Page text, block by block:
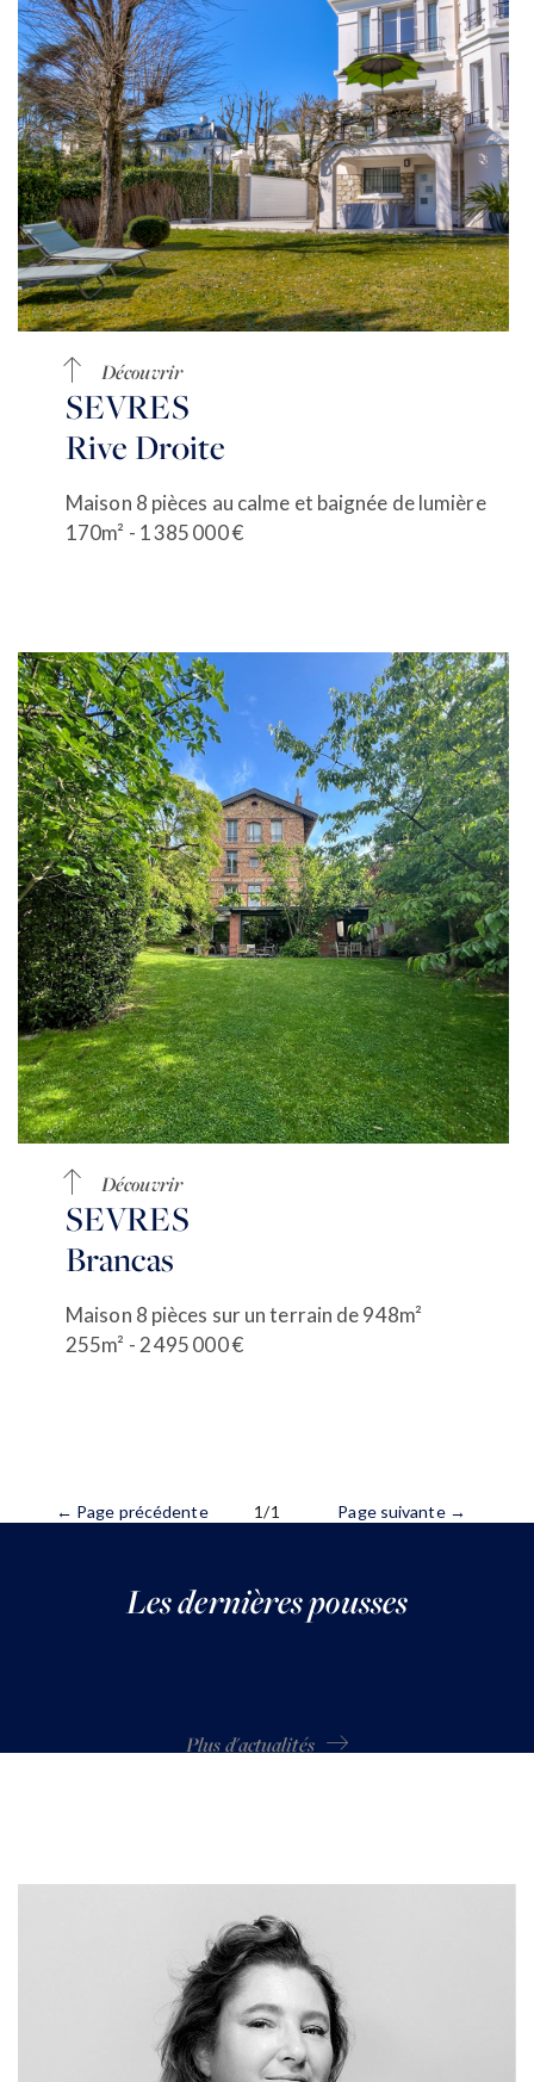
Découvrir
SEVRES
Rive Droite
Maison 8 pièces au calme et baignée de lumière
170m² - 1 385 000 €
Découvrir
SEVRES
Brancas
Maison 8 pièces sur un terrain de 948m²
255m² - 2 495 000 €
← Page précédente 1/1 Page suivante →
Les dernières pousses
Plus d'actualités